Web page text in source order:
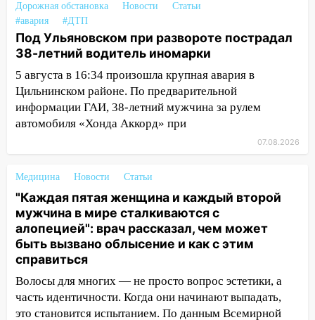
23:20 Прогноз погоды на 7 августа в
Ульяновской области
20:04 Ульяновцев приглашают на забег,
посвящённый Дню воздушного флота
России
19:12 В Ульяновской области
руководителя частной компании
наказали за сокрытие прошлого своего
18:02
В Ульяновск едут звезды
баскетбола!
17:08
Ульяновский областной суд
оставил в силе приговор руководству
«УльяновскФармации» за махинации на
3,2 млн рублей
16:09 Ветераны легкой атлетики из
Ульяновска успешно выступили на
Дорожная обстановка Новости
Статьи
#авария
#ДТП
Под Ульяновском при развороте пострадал
38-летний водитель иномарки
5 августа в 16:34 произошла крупная авария в
Цильнинском районе. По предварительной
информации ГАИ, 38-летний мужчина за рулем
автомобиля «Хонда Аккорд» при
07.08.2026
Медицина Новости Статьи
"Каждая пятая женщина и каждый второй
мужчина в мире сталкиваются с
алопецией": врач рассказал, чем может
быть вызвано облысение и как с этим
справиться
Волосы для многих — не просто вопрос эстетики, а
часть идентичности. Когда они начинают выпадать,
это становится испытанием. По данным Всемирной